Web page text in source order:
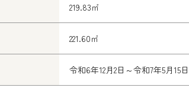
219.83㎡
221.60㎡
令和6年12月2日～令和7年5月15日